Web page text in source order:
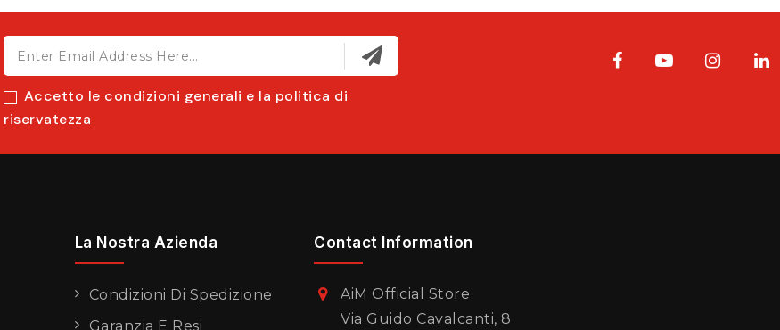
Accetto le condizioni generali e la politica di
riservatezza
La Nostra Azienda
Condizioni Di Spedizione
Garanzia E Resi
Contact Information
AiM Official Store
Via Guido Cavalcanti, 8